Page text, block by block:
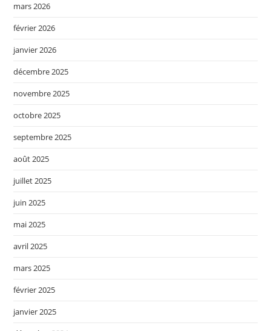
mars 2026
février 2026
janvier 2026
décembre 2025
novembre 2025
octobre 2025
septembre 2025
août 2025
juillet 2025
juin 2025
mai 2025
avril 2025
mars 2025
février 2025
janvier 2025